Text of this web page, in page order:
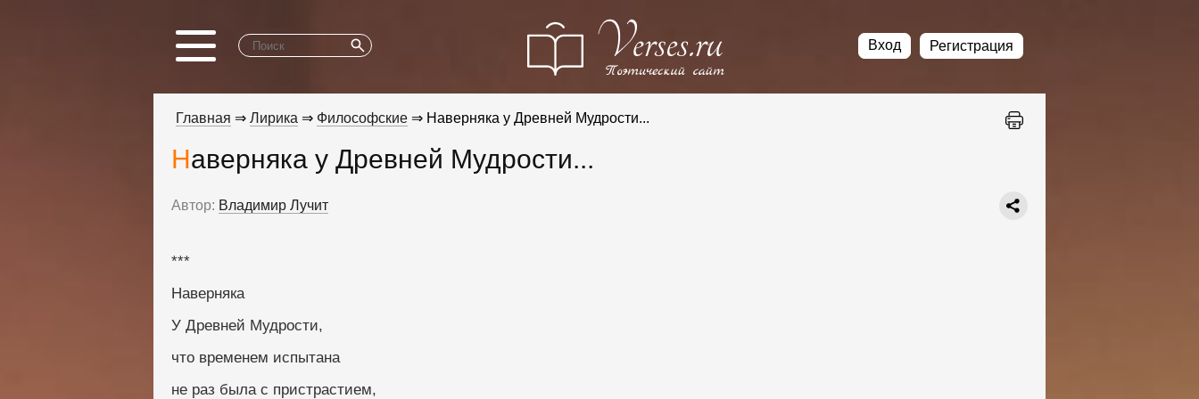
Вход Регистрация
Главная ⇒ Лирика ⇒ Философские ⇒ Наверняка у Древней Мудрости...
Наверняка у Древней Мудрости...
Автор: Владимир Лучит
***
Наверняка
У Древней Мудрости,
что временем испытана
не раз была с пристрастием,